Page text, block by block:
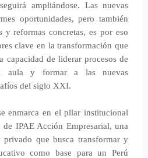
ampliándose. Las nuevas
oportunidades, pero también
y reformas concretas, es por eso
clave en la transformación que
capacidad de liderar procesos de
aula y formar a las nuevas
del siglo XXI.
enmarca en el pilar institucional
IPAE Acción Empresarial, una
privado que busca transformar y
como base para un Perú